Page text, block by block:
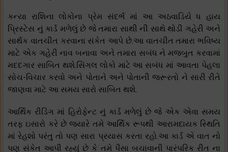
કન્યા રાશિના લોકોના પ્રેમ સંદર્ભ માં આ અઠવાડિયે ધ હાય
પ્રિસ્ટેસ નું કાર્ડ મળેલું છે જે તમારા સાથી ની સાથે થોડી ગહેરી અને
સાર્થક વાતચીત કરવાના સંકેત આપે છે.આ વાતચીત તમારા ભવિષ્ય
માટે એક ગહેરી નાવ બનાવા અને તમારા સબંધ ને મજબુત કરવામાં
મદદગાર સાબિત થશે.સિંગલ લોકો માટે આ સબંધ માં આવતા પેહલા
સોચ-વિચાર કરવો અને પોતાને અને પોતાની જરૂરતો ને સારી રીતે
જાણવા માટે આ સમય સારો સાબિત થશે.
આર્થિક રીડિંગ માં હિરોફેન્ટ નું કાર્ડ મળેલું છે જે એક એવા સમય
તરફ ઇસારો કરે છે જયારે તમે આર્થિક રૂપથી આરામદાયક સ્થિતિ
માં રેહશો પરંતુ તો પણ સારા પ્રયાસ કરતા રહો.આ કાર્ડ એ વાત નો
પણ સંકેત આપી રહ્યું છે કે તમે પૈસા બચાવાની પારંપરિક રીત ના